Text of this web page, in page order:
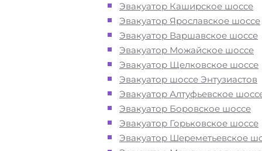
Эвакуатор Каширское шоссе
Эвакуатор Ярославское шоссе
Эвакуатор Варшавское шоссе
Эвакуатор Можайское шоссе
Эвакуатор Щелковское шоссе
Эвакуатор шоссе Энтузиастов
Эвакуатор Алтуфьевское
Эвакуатор Боровское шоссе
Эвакуатор Горьковское шоссе
Эвакуатор Шереметьевское
Перевезём аккуратно- за рулем
автоэвакуаторов только водители
профессионалы
Цена известна при заказе услуги
Обухово Солнечногорск
недорого" - доступная стоимость
без скрытых наценок